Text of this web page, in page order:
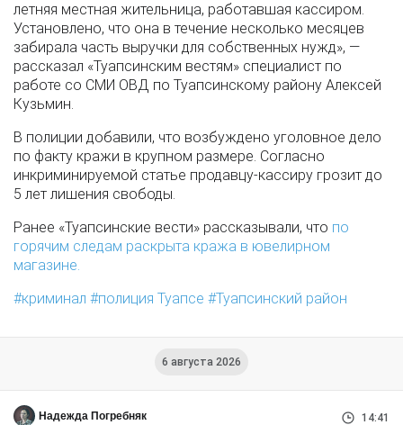
летняя местная жительница, работавшая кассиром.
Установлено, что она в течение несколько месяцев
забирала часть выручки для собственных нужд», —
рассказал «Туапсинским вестям» специалист по
работе со СМИ ОВД по Туапсинскому району Алексей
Кузьмин.
В полиции добавили, что возбуждено уголовное дело
по факту кражи в крупном размере. Согласно
инкриминируемой статье продавцу-кассиру грозит до
5 лет лишения свободы.
Ранее «Туапсинские вести» рассказывали, что по
горячим следам раскрыта кража в ювелирном
магазине.
криминал
полиция Туапсе Туапсинский район
6 августа 2026
Надежда Погребняк 14:41